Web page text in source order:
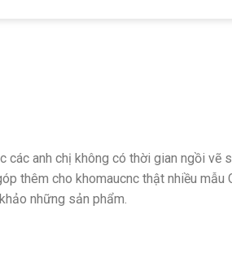
các anh chị không có thời gian ngồi vẽ
thêm cho khomaucnc thật nhiều mẫu
những sản phẩm.